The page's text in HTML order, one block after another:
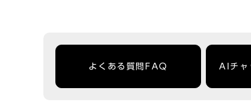
よくある質問FAQ AIチャ